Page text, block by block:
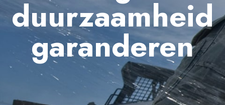
duurzaamheid
garanderen